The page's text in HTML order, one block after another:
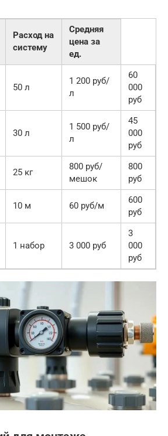
Расход на
систему
Средняя
цена за
ед.
50 л
1 200 руб/
л
60
000
руб
30 л
1 500 руб/
л
45
000
руб
25 кг
800 руб/
мешок
800
руб
10 м 60 руб/м
600
руб
1 набор 3 000 руб
3
000
руб